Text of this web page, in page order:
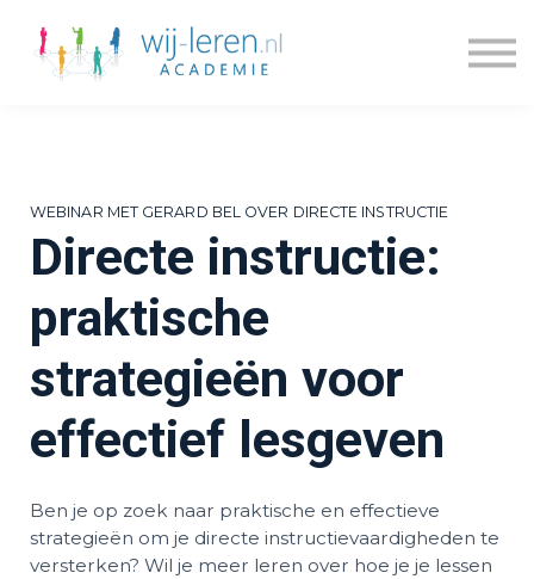
Kennisdossiers
Series
Inloggen
Account maken
WEBINAR MET GERARD BEL OVER DIRECTE INSTRUCTIE
Directe instructie:
praktische
strategieën voor
effectief lesgeven
Ben je op zoek naar praktische en effectieve
strategieën om je directe instructievaardigheden te
versterken? Wil je meer leren over hoe je je lessen